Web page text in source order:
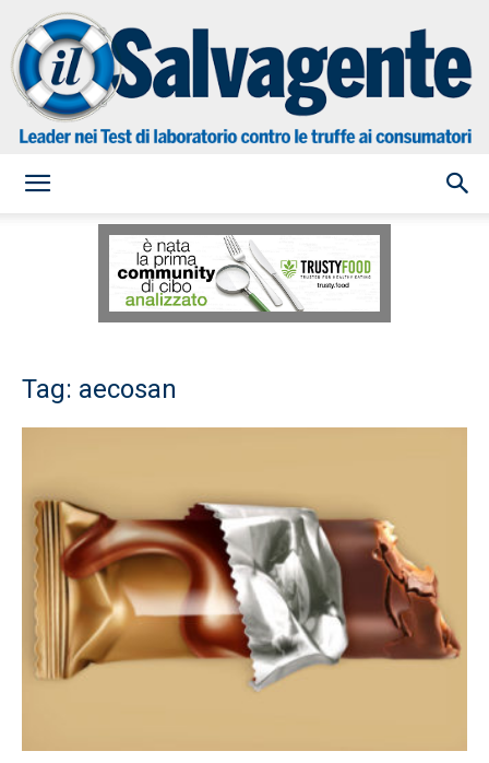
Salvagente
Tag: aecosan